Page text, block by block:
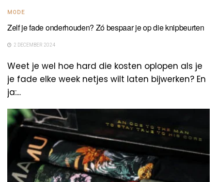
MODE
Zelf je fade onderhouden? Zó bespaar je op die knipbeurten
2 DECEMBER 2024
Weet je wel hoe hard die kosten oplopen als je
je fade elke week netjes wilt laten bijwerken? En
ja:...